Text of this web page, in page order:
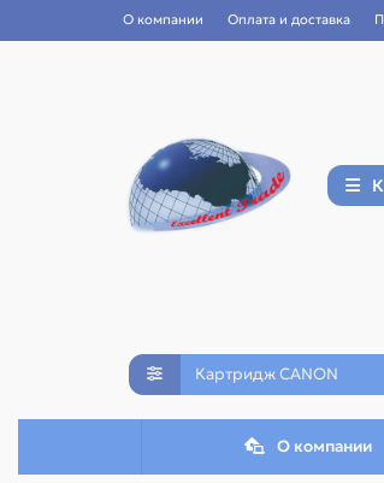
О компании Оплата и доставка
О компании